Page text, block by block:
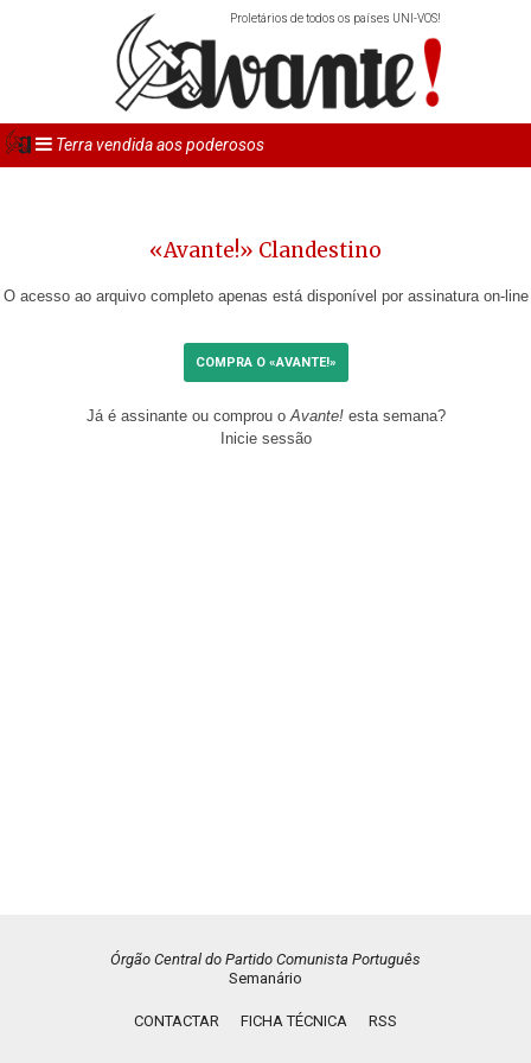
Proletários de todos os países UNI-VOS!
Terra vendida aos poderosos
«Avante!» Clandestino
O acesso ao arquivo completo apenas está disponível por assinatura on-line
COMPRA O «AVANTE!»
Já é assinante ou comprou oAvante!esta semana?
Inicie sessão
Órgão Central do Partido Comunista Português
Semanário
CONTACTAR FICHA TÉCNICA RSS